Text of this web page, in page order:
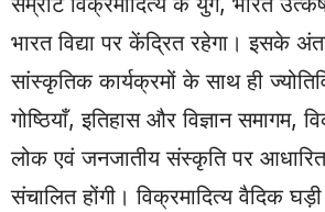
भारत विद्या पर केंद्रित रहेगा। इसके
सांस्कृतिक कार्यक्रमों के साथ ही
गोष्ठियाँ, इतिहास और विज्ञान समागम,
लोक एवं जनजातीय संस्कृति पर आधारित
संचालित होंगी। विक्रमादित्य वैदिक